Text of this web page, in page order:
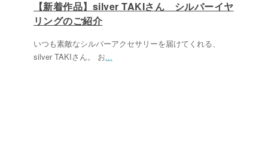
【新着作品】silver TAKIさん シルバーイヤ
リングのご紹介
いつも素敵なシルバーアクセサリーを届けてくれる、
silver TAKIさん。 お...